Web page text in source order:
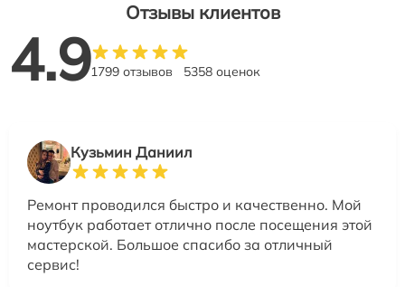
Отзывы клиентов
4.91799 отзывов 5358 оценок
Кузьмин Даниил
Ремонт проводился быстро и качественно. Мой
ноутбук работает отлично после посещения этой
мастерской. Большое спасибо за отличный
сервис!